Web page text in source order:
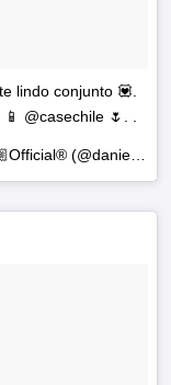
lindo conjunto 💟.
@casechile 🌷. .